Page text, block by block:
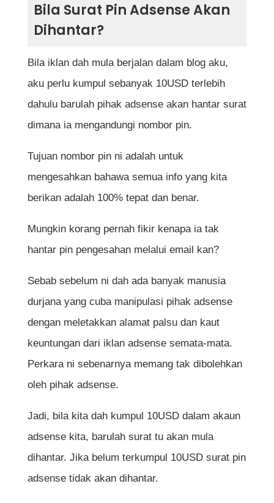
Bila Surat Pin Adsense Akan
Dihantar?
Bila iklan dah mula berjalan dalam blog aku,
aku perlu kumpul sebanyak 10USD terlebih
dahulu barulah pihak adsense akan hantar surat
dimana ia mengandungi nombor pin.
Tujuan nombor pin ni adalah untuk
mengesahkan bahawa semua info yang kita
berikan adalah 100% tepat dan benar.
Mungkin korang pernah fikir kenapa ia tak
hantar pin pengesahan melalui email kan?
Sebab sebelum ni dah ada banyak manusia
durjana yang cuba manipulasi pihak adsense
dengan meletakkan alamat palsu dan kaut
keuntungan dari iklan adsense semata-mata.
Perkara ni sebenarnya memang tak dibolehkan
oleh pihak adsense.
Jadi, bila kita dah kumpul 10USD dalam akaun
adsense kita, barulah surat tu akan mula
dihantar. Jika belum terkumpul 10USD surat pin
adsense tidak akan dihantar.